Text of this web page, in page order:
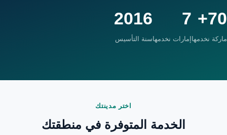
70+
ماركة نخدمها
7
إمارات نخدمها
2016
سنة التأسيس
اختر مدينتك
الخدمة المتوفرة في منطقتك